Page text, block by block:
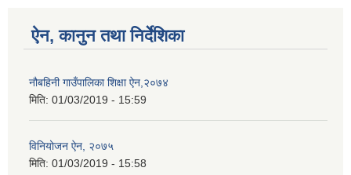
ऐन, कानुन तथा निर्देशिका
नौबहिनी गाउँपालिका शिक्षा ऐन,२०७४
मिति: 01/03/2019 - 15:59
विनियोजन ऐन, २०७५
मिति: 01/03/2019 - 15:58